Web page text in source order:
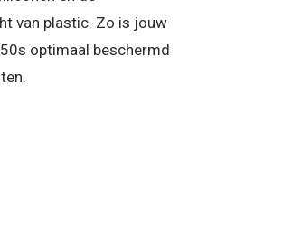
van plastic. Zo is jouw
optimaal beschermd